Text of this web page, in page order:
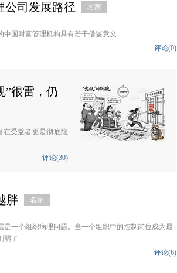
公司发展路径
名家
国财富管理机构具有若干借鉴意义
评论(0)
”很雷，仍
在受益者更是彻底隐
评论(30)
胖
名家
一个组织病理问题。当一个组织中的控制岗位成为最
弱了
评论(6)